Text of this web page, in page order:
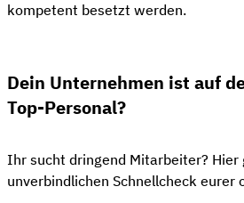
kompetent besetzt werden.
Dein Unternehmen ist auf
Top-Personal?
Ihr sucht dringend Mitarbeiter? Hier
unverbindlichen Schnellcheck eurer